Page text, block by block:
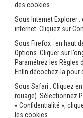
des cookies :
Sous Internet Explorer
internet. Cliquez sur
Sous Firefox : en haut
Options. Cliquer sur
Paramétrez les Règles
Enfin décochez-la pour
Sous Safari : Cliquez
rouage). Sélectionnez
« Confidentialité »,
les cookies.